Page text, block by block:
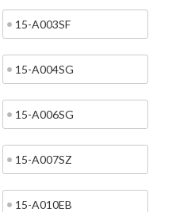
15-A003SF
15-A004SG
15-A006SG
15-A007SZ
15-A010EB